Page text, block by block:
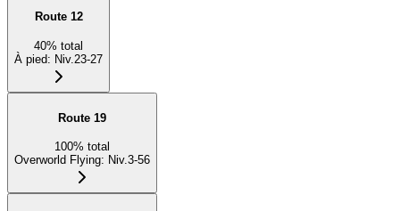
Route 12
40% total
À pied: Niv.23-27
Route 19
100% total
Overworld Flying: Niv.3-56